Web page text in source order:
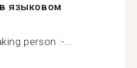
языковом
person :-...